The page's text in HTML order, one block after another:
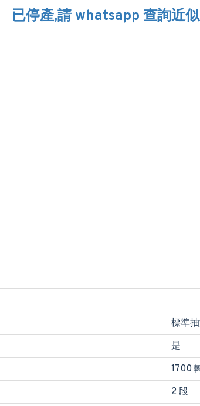
已停產,請 whatsapp 查詢近
標準
是
1700
2 段